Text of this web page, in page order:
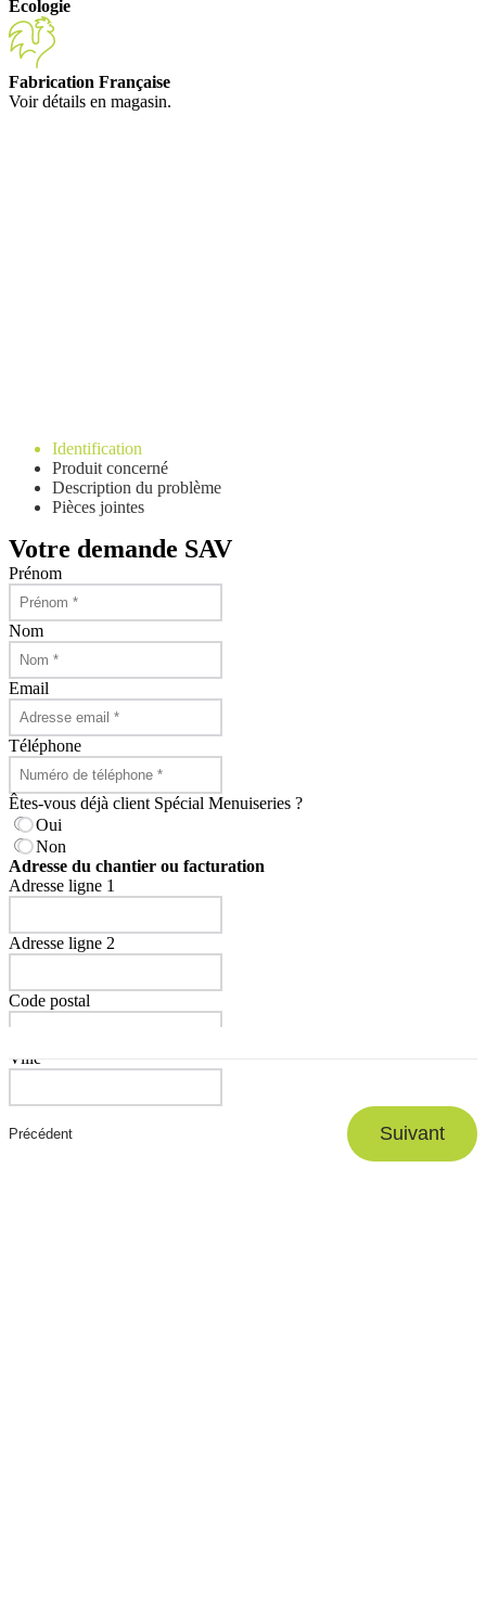
Écologie
Fabrication Française
Voir détails en magasin.
Identification
Produit concerné
Description du problème
Pièces jointes
Votre demande SAV
Prénom
Nom
Email
Téléphone
Êtes-vous déjà client Spécial Menuiseries ?
Oui
Non
Adresse du chantier ou facturation
Adresse ligne 1
Adresse ligne 2
Code postal
Ville
Précédent Suivant